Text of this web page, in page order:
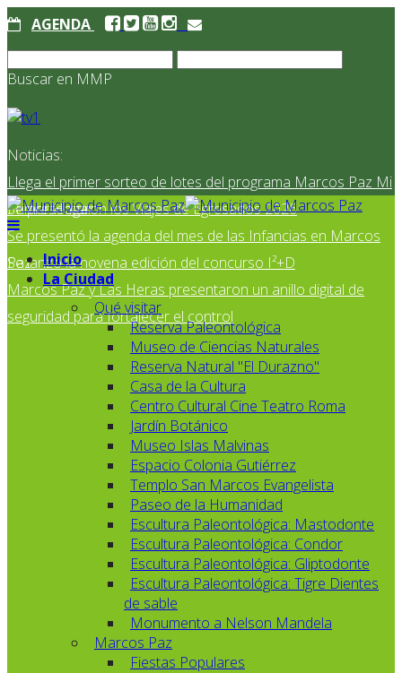
AGENDA
Buscar en MMP
Noticias:
Llega el primer sorteo de lotes del programa Marcos Paz Mi
Primer Hogar
Se presentaron los Viajes de Egresados 2026
Se presentó la agenda del mes de las Infancias en Marcos
Paz
Se lanzó la novena edición del concurso I²+D
Marcos Paz y Las Heras presentaron un anillo digital de
seguridad para fortalecer el control
Inicio
La Ciudad
Qué visitar
Reserva Paleontológica
Museo de Ciencias Naturales
Reserva Natural "El Durazno"
Casa de la Cultura
Centro Cultural Cine Teatro Roma
Jardín Botánico
Museo Islas Malvinas
Espacio Colonia Gutiérrez
Templo San Marcos Evangelista
Paseo de la Humanidad
Escultura Paleontológica: Mastodonte
Escultura Paleontológica: Condor
Escultura Paleontológica: Gliptodonte
Escultura Paleontológica: Tigre Dientes
de sable
Monumento a Nelson Mandela
Marcos Paz
Fiestas Populares